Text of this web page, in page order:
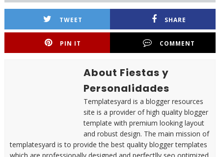
TWEET SHARE
PIN IT COMMENT
About Fiestas y
Personalidades
Templatesyard is a blogger resources
site is a provider of high quality blogger
template with premium looking layout
and robust design. The main mission of
templatesyard is to provide the best quality blogger templates